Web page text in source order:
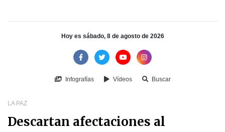
Hoy es sábado, 8 de agosto de 2026
Infografías Vídeos Buscar
LA PAZ
Descartan afectaciones al